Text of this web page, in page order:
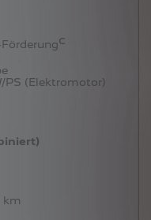
c
PS (Elektromotor)
km